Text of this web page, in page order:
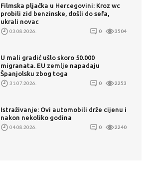
Filmska pljačka u Hercegovini: Kroz wc
probili zid benzinske, došli do sefa,
ukrali novac
03.08.2026. 0 3504
U mali gradić ušlo skoro 50.000
migranata. EU zemlje napadaju
Španjolsku zbog toga
31.07.2026. 0 2253
Istraživanje: Ovi automobili drže cijenu i
nakon nekoliko godina
04.08.2026. 0 2240